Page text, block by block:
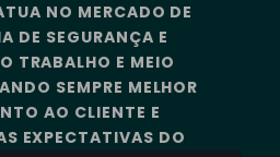
NO MERCADO DE
DE SEGURANÇA E
TRABALHO E MEIO
SEMPRE MELHOR
AO CLIENTE E
EXPECTATIVAS DO